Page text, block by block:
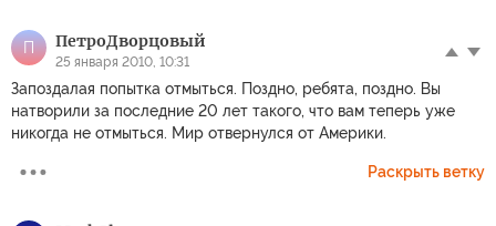
П ПетроДворцовый
25 января 2010, 10:31
Запоздалая попытка отмыться. Поздно, ребята, поздно. Вы
натворили за последние 20 лет такого, что вам теперь уже
никогда не отмыться. Мир отвернулся от Америки.
Раскрыть ветку